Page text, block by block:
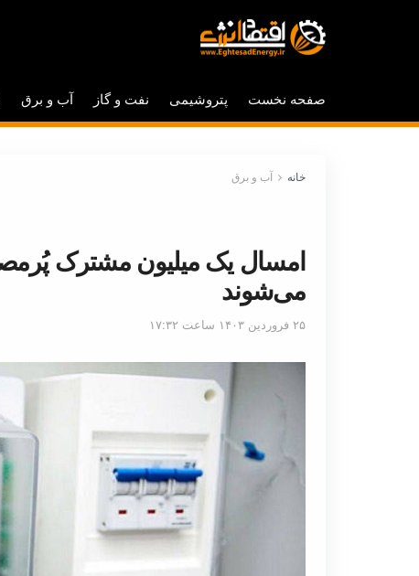
صفحه نخست پتروشیمی نفت و گاز آب و برق
خانه آب و برق
امسال یک میلیون مشترک
می‌شوند
۲۵ فروردین ۱۴۰۳ ساعت ۱۷:۳۲